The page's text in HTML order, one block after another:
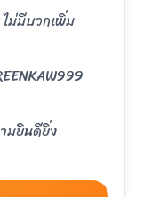
ม่มีบวกเพิ่ม
มยินดียิ่ง